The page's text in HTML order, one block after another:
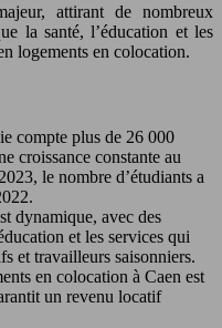
attirant de nombreux
la santé, l’éducation et les
logements en colocation.
compte plus de 26 000
croissance constante au
le nombre d’étudiants a
dynamique, avec des
et les services qui
et travailleurs saisonniers.
en colocation à Caen est
un revenu locatif